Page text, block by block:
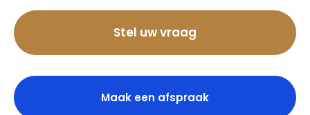
Stel uw vraag
Maak een afspraak